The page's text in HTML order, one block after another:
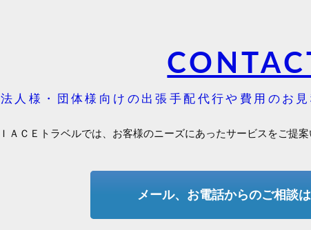
法人様・団体様向けの出張手配代行や費用のお
ＩＡＣＥトラベルでは、お客様のニーズにあったサービスをご提
メール、お電話からのご相談